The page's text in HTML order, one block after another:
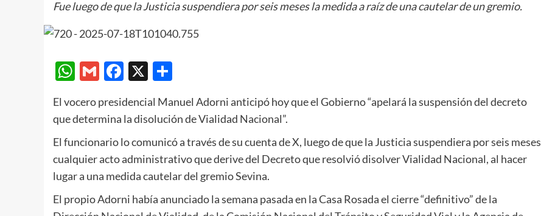
Fue luego de que la Justicia suspendiera por seis meses la medida a raíz de una cautelar de un gremio.
WhatsApp
GmailFacebook
X
El vocero presidencial Manuel Adorni anticipó hoy que el Gobierno “apelará la suspensión del decreto
que determina la disolución de Vialidad Nacional”.
El funcionario lo comunicó a través de su cuenta de X, luego de que la Justicia suspendiera por seis meses
cualquier acto administrativo que derive del Decreto que resolvió disolver Vialidad Nacional, al hacer
lugar a una medida cautelar del gremio Sevina.
El propio Adorni había anunciado la semana pasada en la Casa Rosada el cierre “definitivo” de la